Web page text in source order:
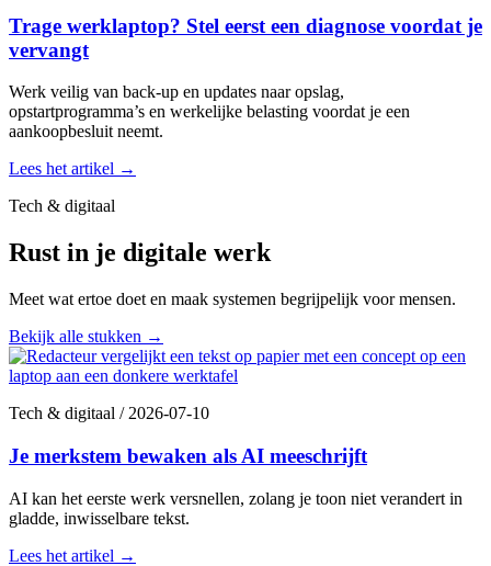
Trage werklaptop? Stel eerst een diagnose voordat je
vervangt
Werk veilig van back-up en updates naar opslag,
opstartprogramma’s en werkelijke belasting voordat je een
aankoopbesluit neemt.
Lees het artikel →
Tech & digitaal
Rust in je digitale werk
Meet wat ertoe doet en maak systemen begrijpelijk voor mensen.
Bekijk alle stukken →
Tech & digitaal /2026-07-10
Je merkstem bewaken als AI meeschrijft
AI kan het eerste werk versnellen, zolang je toon niet verandert in
gladde, inwisselbare tekst.
Lees het artikel →